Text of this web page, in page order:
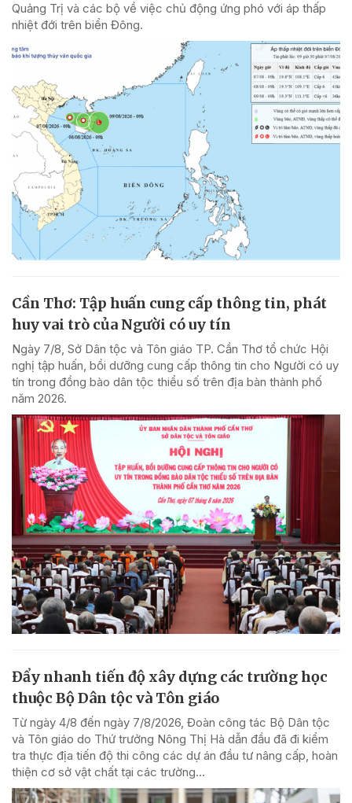
Quảng Trị và các bộ về việc chủ động ứng phó với áp thấp
nhiệt đới trên biển Đông.
Cần Thơ: Tập huấn cung cấp thông tin, phát
huy vai trò của Người có uy tín
Ngày 7/8, Sở Dân tộc và Tôn giáo TP. Cần Thơ tổ chức Hội
nghị tập huấn, bồi dưỡng cung cấp thông tin cho Người có uy
tín trong đồng bào dân tộc thiểu số trên địa bàn thành phố
năm 2026.
Đẩy nhanh tiến độ xây dựng các trường học
thuộc Bộ Dân tộc và Tôn giáo
Từ ngày 4/8 đến ngày 7/8/2026, Đoàn công tác Bộ Dân tộc
và Tôn giáo do Thứ trưởng Nông Thị Hà dẫn đầu đã đi kiểm
tra thực địa tiến độ thi công các dự án đầu tư nâng cấp, hoàn
thiện cơ sở vật chất tại các trường...